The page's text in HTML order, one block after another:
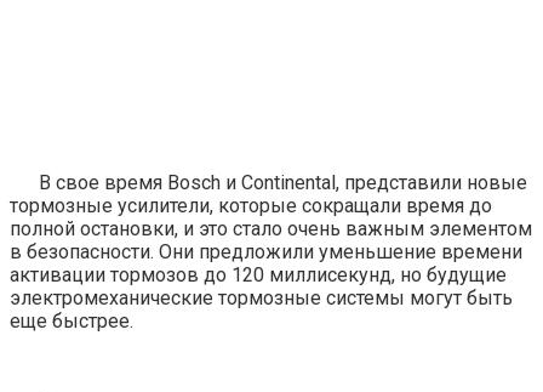
В свое время Bosch и Continental, представили новые
тормозные усилители, которые сокращали время до
полной остановки, и это стало очень важным элементом
в безопасности. Они предложили уменьшение времени
активации тормозов до 120 миллисекунд, но будущие
электромеханические тормозные системы могут быть
еще быстрее.